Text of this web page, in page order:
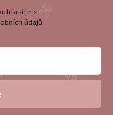
s
údajů